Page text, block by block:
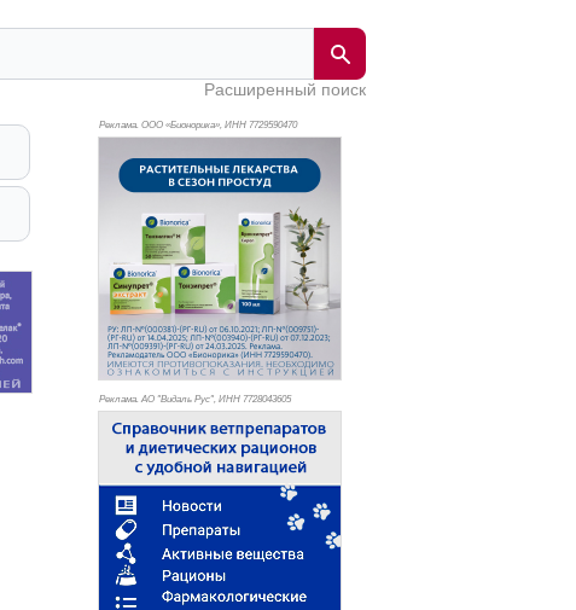
Расширенный поиск
Реклама. ООО «Бионорика», ИНН 7729590470
Реклама. АО "Видаль Рус", ИНН 7728043605